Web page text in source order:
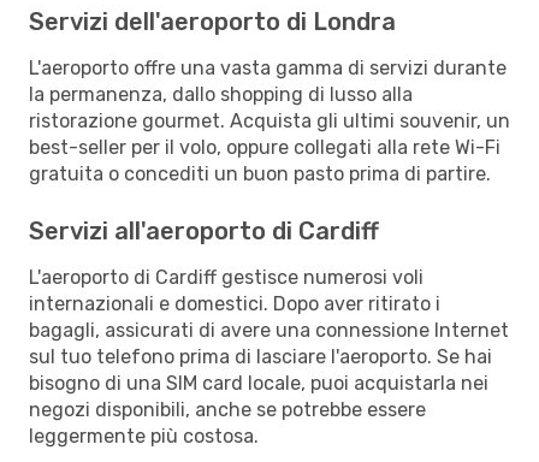
Servizi dell'aeroporto di Londra
L'aeroporto offre una vasta gamma di servizi durante
la permanenza, dallo shopping di lusso alla
ristorazione gourmet. Acquista gli ultimi souvenir, un
best-seller per il volo, oppure collegati alla rete Wi-Fi
gratuita o concediti un buon pasto prima di partire.
Servizi all'aeroporto di Cardiff
L'aeroporto di Cardiff gestisce numerosi voli
internazionali e domestici. Dopo aver ritirato i
bagagli, assicurati di avere una connessione Internet
sul tuo telefono prima di lasciare l'aeroporto. Se hai
bisogno di una SIM card locale, puoi acquistarla nei
negozi disponibili, anche se potrebbe essere
leggermente più costosa.